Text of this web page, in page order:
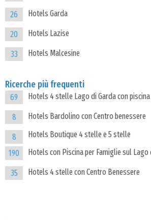
26 Hotels Garda
20 Hotels Lazise
33 Hotels Malcesine
Ricerche più frequenti
69 Hotels 4 stelle Lago di Garda con piscina
8 Hotels Bardolino con Centro benessere
8
Hotels Boutique 4 stelle e 5 stelle
190
Hotels con Piscina per Famiglie sul Lago
35 Hotels 4 stelle con Centro Benessere